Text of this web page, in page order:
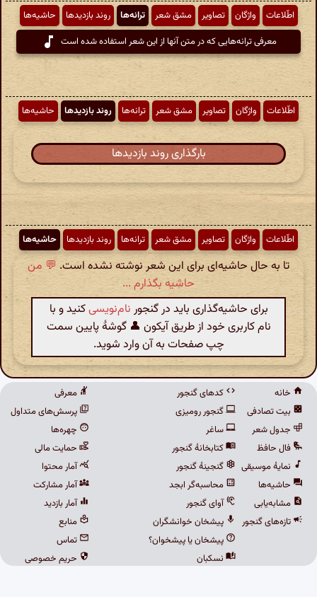
اطّلاعات واژگان تصاویر مشق شعر ترانه‌ها روند بازدیدها
حاشیه‌ها
معرفی ترانه‌هایی که در متن آنها از این شعر استفاده شده است
اطّلاعات واژگان تصاویر مشق شعر ترانه‌ها روند بازدیدها حاشیه‌ها
بارگذاری روند بازدیدها
اطّلاعات واژگان تصاویر مشق شعر ترانه‌ها روند بازدیدها حاشیه‌ها
تا به حال حاشیه‌ای برای این شعر نوشته نشده است.💬 من
حاشیه بگذارم ...
برای حاشیه‌گذاری باید در گنجور نام‌نویسیکنید و با
نام کاربری خود از طریق آیکون 👤 گوشهٔ پایین سمت
چپ صفحات به آن وارد شوید.
خانه
بیت تصادفی
جدول شعر
فال حافظ
نمایهٔ موسیقی
حاشیه‌ها
مشابه‌یابی
تازه‌های گنجور
کدهای گنجور
گنجور رومیزی
ساغر
کتابخانهٔ گنجور
گنجینهٔ گنجور
محاسبه‌گر ابجد
آوای گنجور
پیشخان خوانشگران
پیشخان یا پیشخوان؟
نسکبان
معرفی
پرسش‌های متداول
چهره‌ها
حمایت مالی
آمار محتوا
آمار مشارکت
آمار بازدید
منابع
تماس
حریم خصوصی